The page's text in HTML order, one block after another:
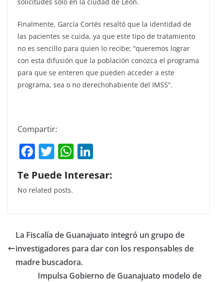
solicitudes sólo en la ciudad de León.
Finalmente, García Cortés resaltó que la identidad de
las pacientes se cuida, ya que este tipo de tratamiento
no es sencillo para quien lo recibe; “queremos lograr
con esta difusión que la población conozca el programa
para que se enteren que pueden acceder a este
programa, sea o no derechohabiente del IMSS”.
Compartir:
F
a
c
e
o
o
k
T
w
itt
er
W
h
at
p
p
k
n
Te Puede Interesar:
No related posts.
La Fiscalía de Guanajuato integró un grupo de
investigadores para dar con los responsables de
madre buscadora.
Impulsa Gobierno de Guanajuato modelo de